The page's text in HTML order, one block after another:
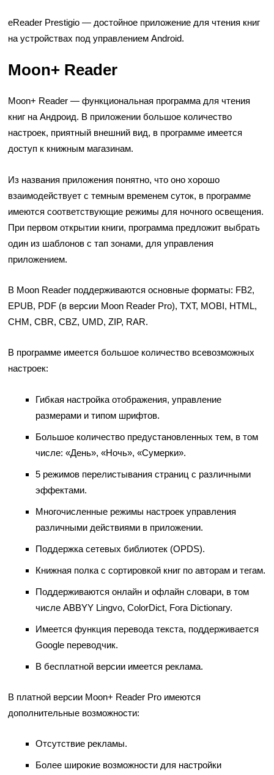
eReader Prestigio — достойное приложение для чтения книг
на устройствах под управлением Android.
Moon+ Reader
Moon+ Reader — функциональная программа для чтения
книг на Андроид. В приложении большое количество
настроек, приятный внешний вид, в программе имеется
доступ к книжным магазинам.
Из названия приложения понятно, что оно хорошо
взаимодействует с темным временем суток, в программе
имеются соответствующие режимы для ночного освещения.
При первом открытии книги, программа предложит выбрать
один из шаблонов с тап зонами, для управления
приложением.
В Moon Reader поддерживаются основные форматы: FB2,
EPUB, PDF (в версии Moon Reader Pro), TXT, MOBI, HTML,
CHM, CBR, CBZ, UMD, ZIP, RAR.
В программе имеется большое количество всевозможных
настроек:
Гибкая настройка отображения, управление
размерами и типом шрифтов.
Большое количество предустановленных тем, в том
числе: «День», «Ночь», «Сумерки».
5 режимов перелистывания страниц с различными
эффектами.
Многочисленные режимы настроек управления
различными действиями в приложении.
Поддержка сетевых библиотек (OPDS).
Книжная полка с сортировкой книг по авторам и тегам.
Поддерживаются онлайн и офлайн словари, в том
числе ABBYY Lingvo, ColorDict, Fora Dictionary.
Имеется функция перевода текста, поддерживается
Google переводчик.
В бесплатной версии имеется реклама.
В платной версии Moon+ Reader Pro имеются
дополнительные возможности:
Отсутствие рекламы.
Более широкие возможности для настройки